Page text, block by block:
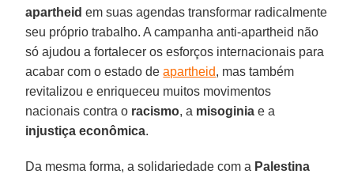
apartheid em suas agendas transformar radicalmente
seu próprio trabalho. A campanha anti-apartheid não
só ajudou a fortalecer os esforços internacionais para
acabar com o estado deapartheid, mas também
revitalizou e enriqueceu muitos movimentos
nacionais contra o racismo, a misoginia e a
injustiça econômica.
Da mesma forma, a solidariedade com a Palestina